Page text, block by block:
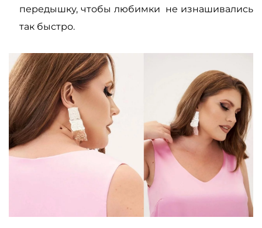
передышку, чтобы любимки не изнашивались
так быстро.